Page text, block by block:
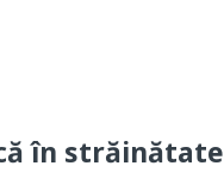
în străinătate